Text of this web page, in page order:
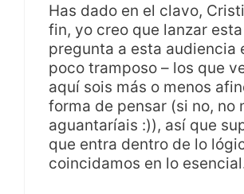
Has dado en el clavo,
fin, yo creo que lanzar esta
pregunta a esta audiencia
poco tramposo – los que
aquí sois más o menos
forma de pensar (si no, no
aguantaríais :)), así que
que entra dentro de lo
coincidamos en lo